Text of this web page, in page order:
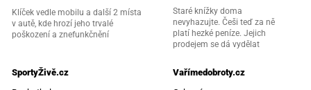
Klíček vedle mobilu a další 2 místa
v autě, kde hrozí jeho trvalé
poškození a znefunkčnění
Staré knížky doma
nevyhazujte. Češi teď za ně
platí hezké peníze. Jejich
prodejem se dá vydělat
SportyŽivě.cz
Vařímedobroty.cz